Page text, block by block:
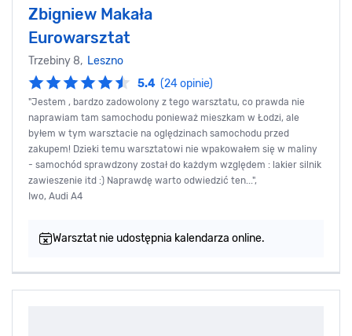
Zbigniew Makała
Eurowarsztat
Trzebiny 8, Leszno
5.4 (24 opinie)
"Jestem , bardzo zadowolony z tego warsztatu, co prawda nie
naprawiam tam samochodu ponieważ mieszkam w Łodzi, ale
byłem w tym warsztacie na oględzinach samochodu przed
zakupem! Dzieki temu warsztatowi nie wpakowałem się w maliny
- samochód sprawdzony został do każdym względem : lakier silnik
zawieszenie itd :) Naprawdę warto odwiedzić ten...",
Iwo, Audi A4
Warsztat nie udostępnia kalendarza online.